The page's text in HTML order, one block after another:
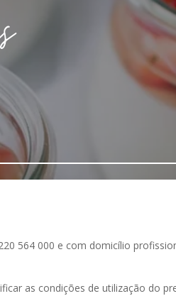
564 000 e com domicílio
as condições de utilização do